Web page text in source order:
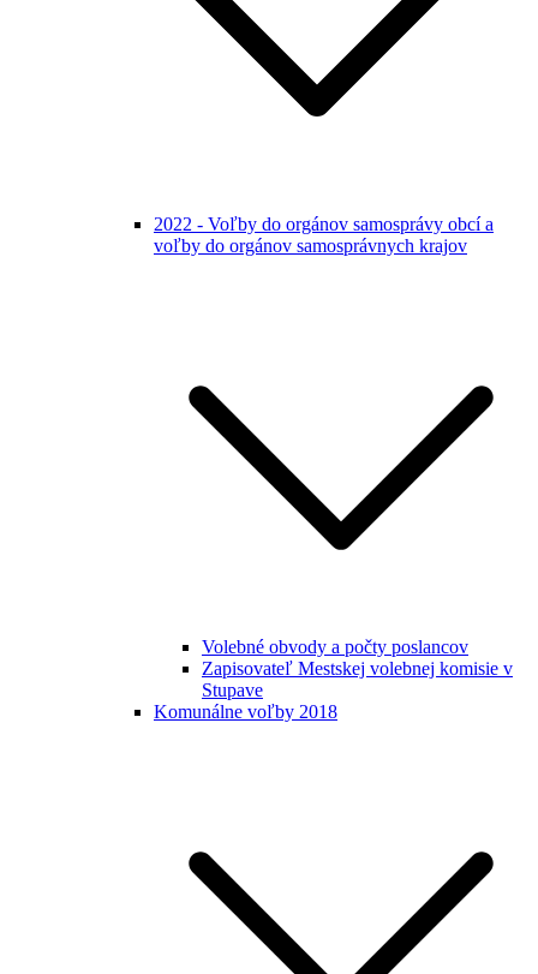
2022 - Voľby do orgánov samosprávy obcí a
voľby do orgánov samosprávnych krajov
Volebné obvody a počty poslancov
Zapisovateľ Mestskej volebnej komisie v
Stupave
Komunálne voľby 2018